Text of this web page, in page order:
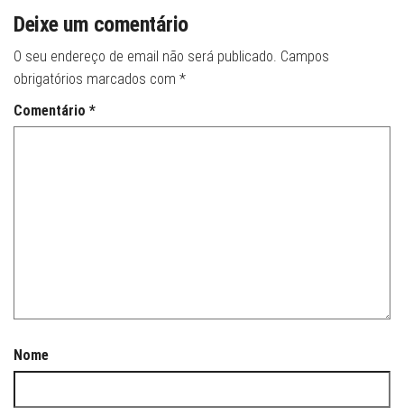
Deixe um comentário
O seu endereço de email não será publicado. Campos
obrigatórios marcados com *
Comentário *
Nome